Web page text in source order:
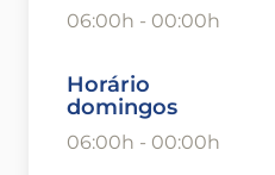
06:00h - 00:00h
Horário
domingos
06:00h - 00:00h